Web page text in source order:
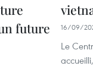
future
16/09/
Le